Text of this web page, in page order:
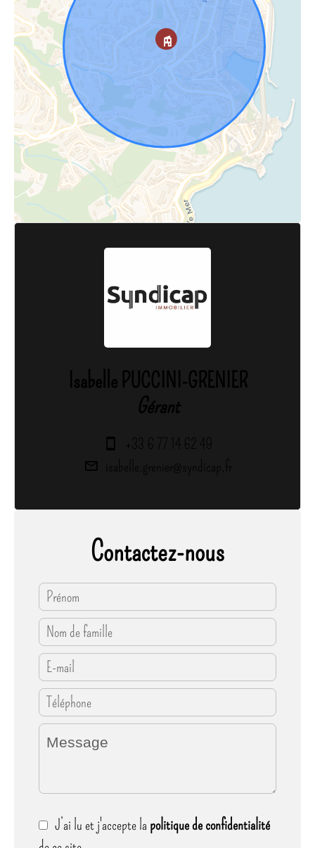
Isabelle PUCCINI-GRENIER
Gérant
+33 6 77 14 62 49
isabelle.grenier@syndicap.fr
Contactez-nous
J’ai lu et j'accepte la politique de confidentialité